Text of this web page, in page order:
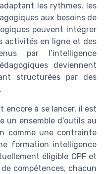
les rythmes, les
aux besoins de
peuvent intégrer
activités en ligne et des
par l’intelligence
deviennent
structurées par des
encore à se lancer, il est
un ensemble d’outils au
comme une contrainte
formation intelligence
éligible CPF et
compétences, chacun